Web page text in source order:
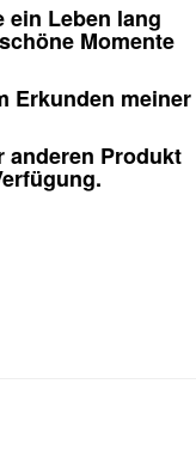
ein Leben lang
Momente
Erkunden meiner
anderen Produkt